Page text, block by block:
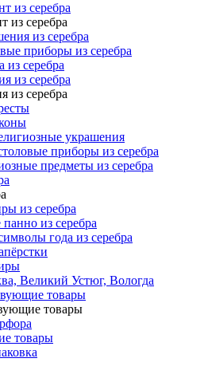
из серебра
из серебра
из серебра
приборы из серебра
из серебра
из серебра
из серебра
украшения
приборы из серебра
предметы из серебра
из серебра
из серебра
года из серебра
Великий Устюг, Вологда
товары
товары
товары